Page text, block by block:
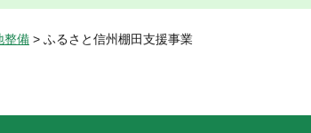
整備 > ふるさと信州棚田支援事業